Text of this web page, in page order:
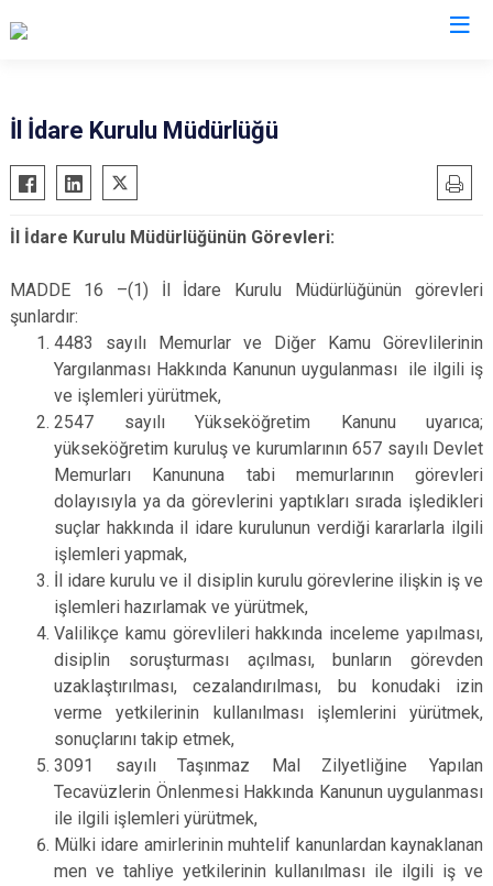
İl İdare Kurulu Müdürlüğü
İl İdare Kurulu Müdürlüğünün Görevleri:
MADDE 16 –(1) İl İdare Kurulu Müdürlüğünün görevleri
şunlardır:
4483 sayılı Memurlar ve Diğer Kamu Görevlilerinin
Yargılanması Hakkında Kanunun uygulanması ile ilgili iş
ve işlemleri yürütmek,
2547 sayılı Yükseköğretim Kanunu uyarıca;
yükseköğretim kuruluş ve kurumlarının 657 sayılı Devlet
Memurları Kanununa tabi memurlarının görevleri
dolayısıyla ya da görevlerini yaptıkları sırada işledikleri
suçlar hakkında il idare kurulunun verdiği kararlarla ilgili
işlemleri yapmak,
İl idare kurulu ve il disiplin kurulu görevlerine ilişkin iş ve
işlemleri hazırlamak ve yürütmek,
Valilikçe kamu görevlileri hakkında inceleme yapılması,
disiplin soruşturması açılması, bunların görevden
uzaklaştırılması, cezalandırılması, bu konudaki izin
verme yetkilerinin kullanılması işlemlerini yürütmek,
sonuçlarını takip etmek,
3091 sayılı Taşınmaz Mal Zilyetliğine Yapılan
Tecavüzlerin Önlenmesi Hakkında Kanunun uygulanması
ile ilgili işlemleri yürütmek,
Mülki idare amirlerinin muhtelif kanunlardan kaynaklanan
men ve tahliye yetkilerinin kullanılması ile ilgili iş ve